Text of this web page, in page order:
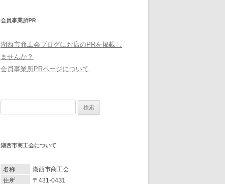
会員事業所PR
湖西市商工会ブログにお店のPRを掲載し
ませんか？
会員事業所PRページについて
湖西市商工会について
名称
湖西市商工会
住所
〒431-0431